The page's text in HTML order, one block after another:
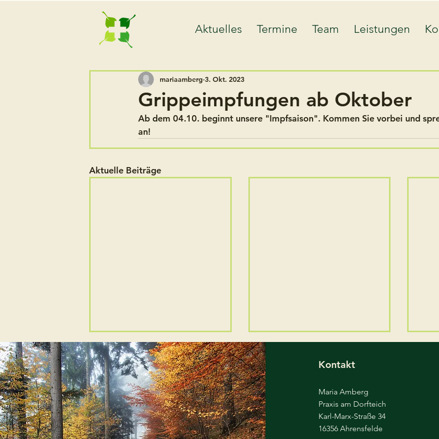
Aktuelles Termine Team Leistungen
Grippeimpfungen ab Oktober
mariaamberg 3. Okt. 2023
Ab dem 04.10. beginnt unsere "Impfsaison". Kommen Sie vorbei und
an!
Aktuelle Beiträge
Keine Schließzeiten über
den Sommer
Gute Nachrichten! Auch in
diesem Jahr bleibt die Praxis
am Dorfteich den ganzen
Sommer geöffnet. Auch die
ärztliche Versorgung wird
Brückentag 15.05.
geschlossen
Am Freitag nach Himmelfahrt
bleibt die Praxis geschlossen.
Am 18.05. sind wir wieder wie
gewohnt für Sie da!
Kontakt
Maria Amberg
Praxis am Dorfteich
Karl-Marx-Straße 34
16356 Ahrensfelde